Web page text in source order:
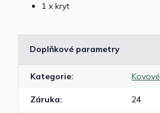
1 x kryt
Doplňkové parametry
Kategorie: Kovové
Záruka: 24